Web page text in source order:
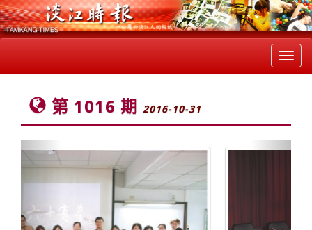
第 1016 期 2016-10-31
Previous Next